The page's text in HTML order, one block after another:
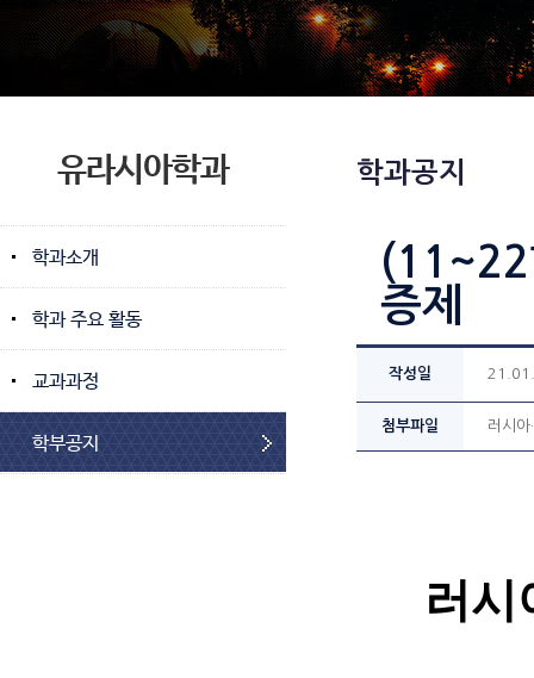
유라시아학과
학과소개
학과 주요 활동
교과과정
학부공지
학과공지
(11~22
증제
작성일
첨부파일 러시
러시